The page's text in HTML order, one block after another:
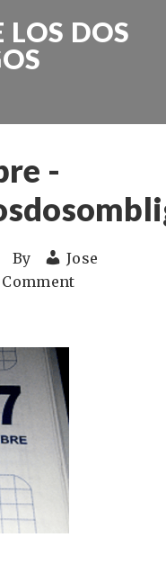
LOS DOS
-
By
Jose
Comment